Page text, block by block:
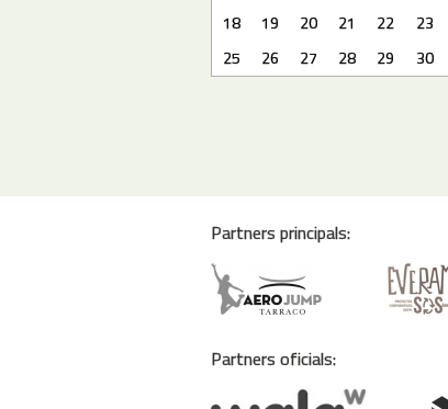
18
19 20 21 22 23
25
26 27 28 29 30
Partners principals:
Partners oficials: